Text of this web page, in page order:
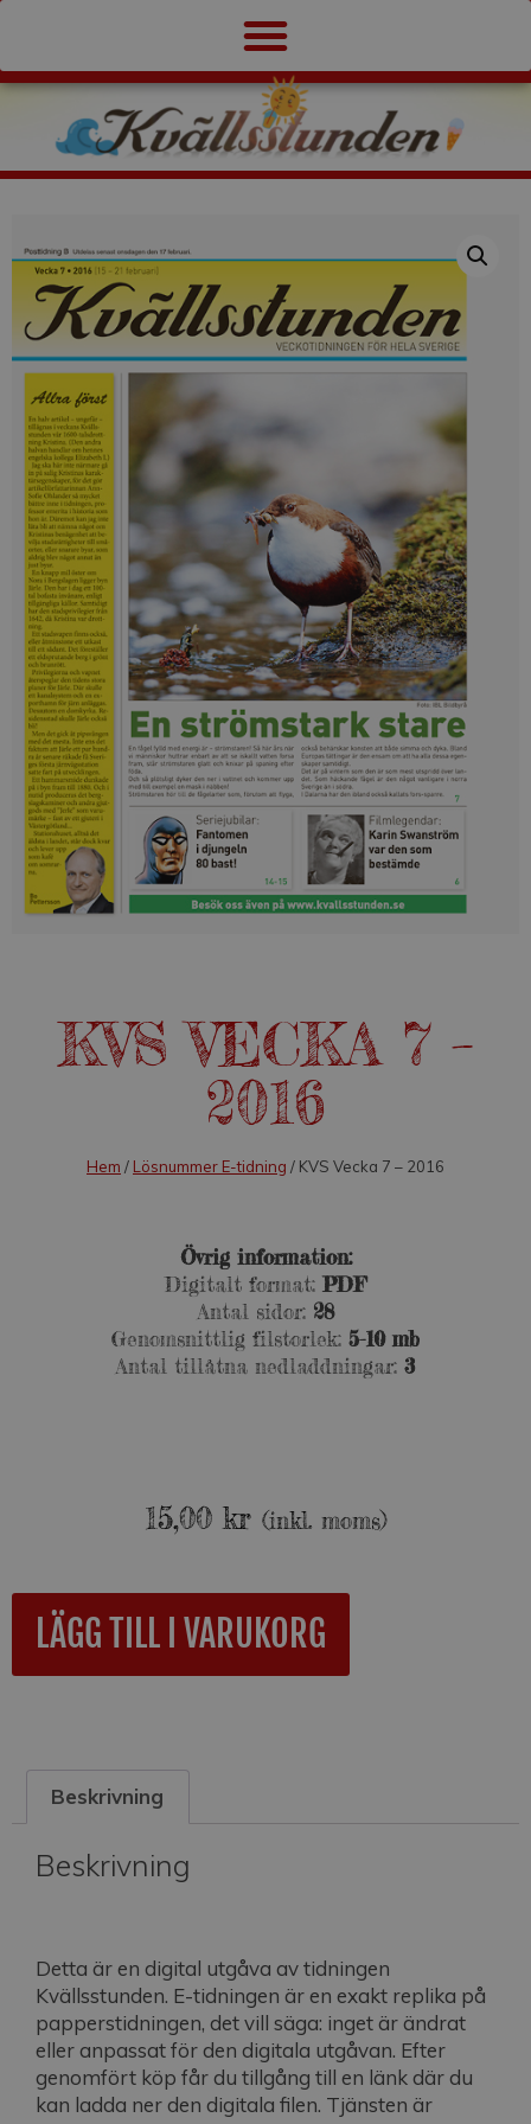
KVS VECKA 7 –
2016
Hem / Lösnummer E-tidning / KVS Vecka 7 – 2016
Övrig information:
Digitalt format: PDF
Antal sidor: 28
Genomsnittlig filstorlek: 5-10 mb
Antal tillåtna nedladdningar: 3
15,00 kr (inkl. moms)
LÄGG TILL I VARUKORG
i
Beskrivning
Beskrivning
Detta är en digital utgåva av tidningen
Kvällsstunden. E-tidningen är en exakt replika på
papperstidningen, det vill säga: inget är ändrat
eller anpassat för den digitala utgåvan. Efter
genomfört köp får du tillgång till en länk där du
kan ladda ner den digitala filen. Tjänsten är